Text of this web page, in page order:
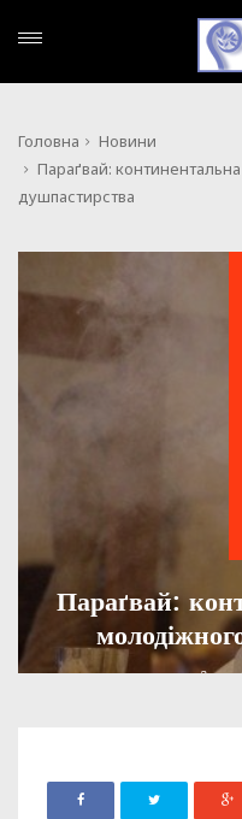
Головна
Новини
Параґвай:
душпастирства
Параґвай:
ADMIN 16